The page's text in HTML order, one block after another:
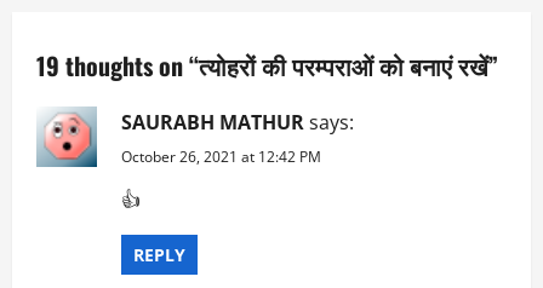
a
v
i
19 thoughts on “त्योहरों की परम्पराओं को बनाएं रखें”
SAURABH MATHURsays:
October 26, 2021 at 12:42 PM
👍
REPLY